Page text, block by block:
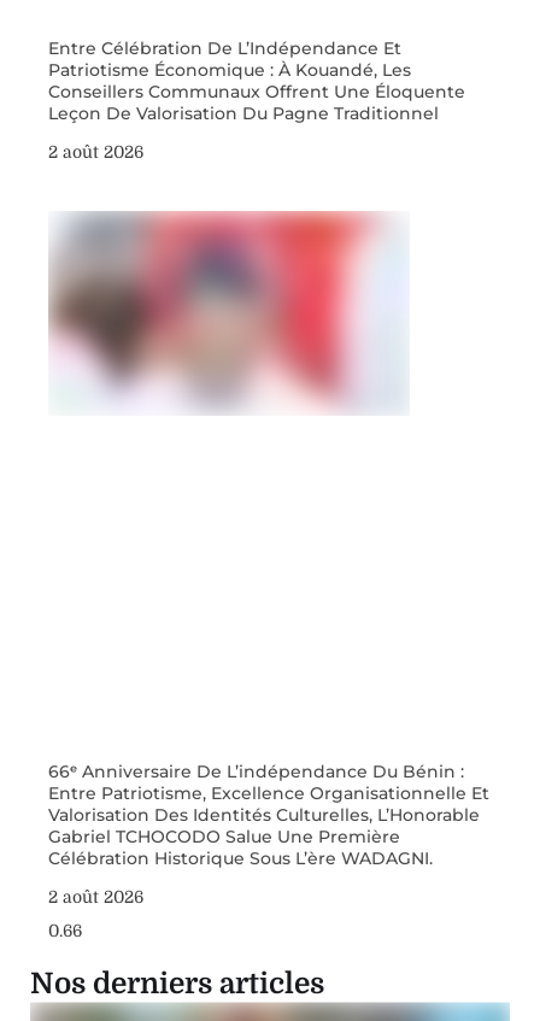
Entre Célébration De L’Indépendance Et
Patriotisme Économique : À Kouandé, Les
Conseillers Communaux Offrent Une Éloquente
Leçon De Valorisation Du Pagne Traditionnel
2 août 2026
66ᵉ Anniversaire De L’indépendance Du Bénin :
Entre Patriotisme, Excellence Organisationnelle Et
Valorisation Des Identités Culturelles, L’Honorable
Gabriel TCHOCODO Salue Une Première
Célébration Historique Sous L’ère WADAGNI.
2 août 2026
Nos derniers articles